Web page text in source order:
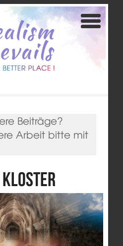
Beiträge?
Arbeit bitte mit
Kloster